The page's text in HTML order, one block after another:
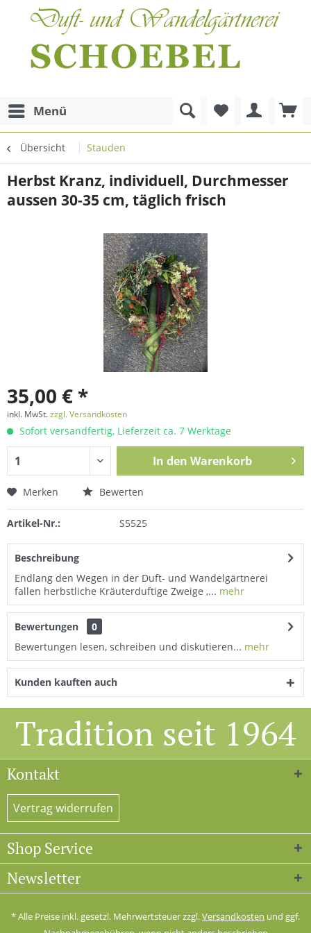
Menü
Übersicht Stauden
Herbst Kranz, individuell, Durchmesser
aussen 30-35 cm, täglich frisch
35,00 € *
inkl. MwSt.zzgl. Versandkosten
Sofort versandfertig, Lieferzeit ca. 7 Werktage
In den Warenkorb
Merken Bewerten
Artikel-Nr.: S5525
Beschreibung
Endlang den Wegen in der Duft- und Wandelgärtnerei
fallen herbstliche Kräuterduftige Zweige ,... mehr
Bewertungen
0
Bewertungen lesen, schreiben und diskutieren... mehr
Kunden kauften auch
Tradition seit 1964
Kontakt
Vertrag widerrufen
Shop Service
Newsletter
* Alle Preise inkl. gesetzl. Mehrwertsteuer zzgl.Versandkosten und ggf.